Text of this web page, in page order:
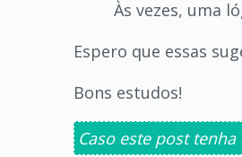
Às vezes, uma
Espero que essas
Bons estudos!
Caso este post